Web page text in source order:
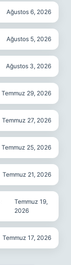
Ağustos 6, 2026
Ağustos 5, 2026
Ağustos 3, 2026
Temmuz 29, 2026
Temmuz 27, 2026
Temmuz 25, 2026
Temmuz 21, 2026
Temmuz 19,
2026
Temmuz 17, 2026